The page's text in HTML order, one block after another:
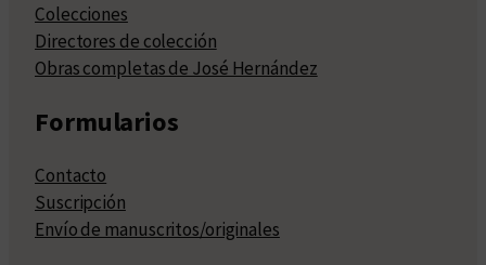
Colecciones
Directores de colección
Obras completas de José Hernández
Formularios
Contacto
Suscripción
Envío de manuscritos/originales